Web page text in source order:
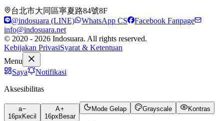
台北市大同區寧夏路84號8F
@indosuara (LINE)
WhatsApp CS
Facebook Fanpage
info@indosuara.net
© 2020 - 2026 Indosuara. All rights reserved.
Kebijakan PrivasiSyarat & Ketentuan
Menu
Saya
Notifikasi
Aksesibilitas
a
16px Kecil
A
16px Besar
Mode Gelap Grayscale Kontras